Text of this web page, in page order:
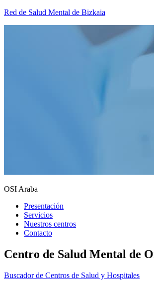
Red de Salud Mental de Bizkaia
OSI Araba
Presentación
Servicios
Nuestros centros
Contacto
Centro de Salud Mental de
Buscador de Centros de Salud y Hospitales